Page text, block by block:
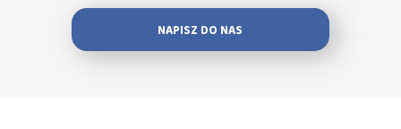
NAPISZ DO NAS